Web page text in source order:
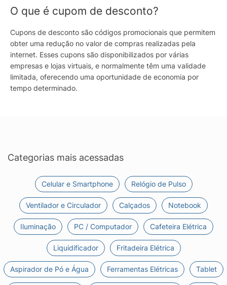
O que é cupom de desconto?
Cupons de desconto são códigos promocionais que permitem
obter uma redução no valor de compras realizadas pela
internet. Esses cupons são disponibilizados por várias
empresas e lojas virtuais, e normalmente têm uma validade
limitada, oferecendo uma oportunidade de economia por
tempo determinado.
Categorias mais acessadas
Celular e Smartphone Relógio de Pulso
Ventilador e Circulador Calçados Notebook
Iluminação PC / Computador Cafeteira Elétrica
Liquidificador Fritadeira Elétrica
Aspirador de Pó e Água Ferramentas Elétricas Tablet